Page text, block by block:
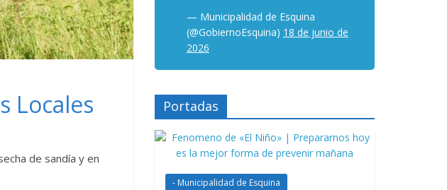
Locales
de sandía y en
— Municipalidad de Esquina
(@GobiernoEsquina) 18 de junio de
2026
Portadas
- Municipalidad de Esquina